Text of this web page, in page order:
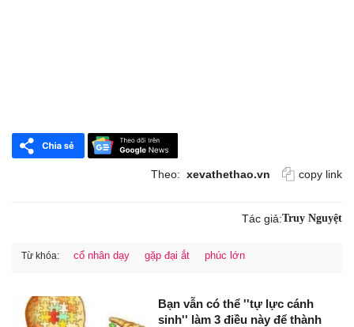
Theo: xevathethao.vn copy link
Tác giả:Truy Nguyệt
Từ khóa: cổ nhân dạy gặp đại ắt phúc lớn
Bạn vẫn có thể ''tự lực cánh
sinh'' làm 3 điều này để thành